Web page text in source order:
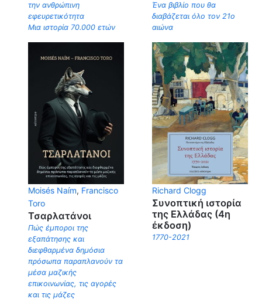
την ανθρώπινη
εφευρετικότητα
Μια ιστορία 70.000 ετών
Ένα βιβλίο που θα
διαβάζεται όλο τον 21ο
αιώνα
Moisés Naím, Francisco
Toro
Τσαρλατάνοι
Πώς έμποροι της
εξαπάτησης και
διεφθαρμένα δημόσια
πρόσωπα παραπλανούν τα
μέσα μαζικής
επικοινωνίας, τις αγορές
και τις μάζες
Richard Clogg
Συνοπτική ιστορία
της Ελλάδας (4η
έκδοση)
1770-2021